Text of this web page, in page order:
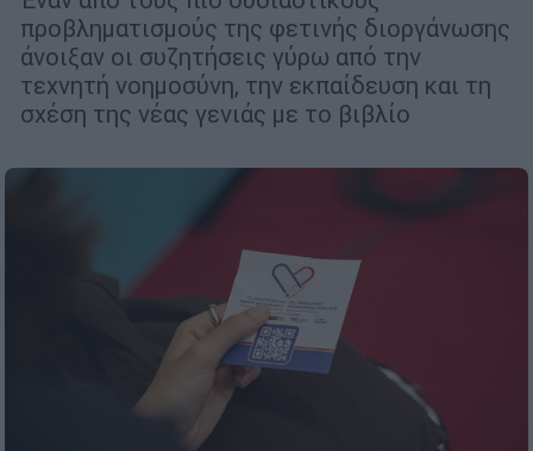
προβληματισμούς της φετινής διοργάνωσης
άνοιξαν οι συζητήσεις γύρω από την
τεχνητή νοημοσύνη, την εκπαίδευση και τη
σχέση της νέας γενιάς με το βιβλίο